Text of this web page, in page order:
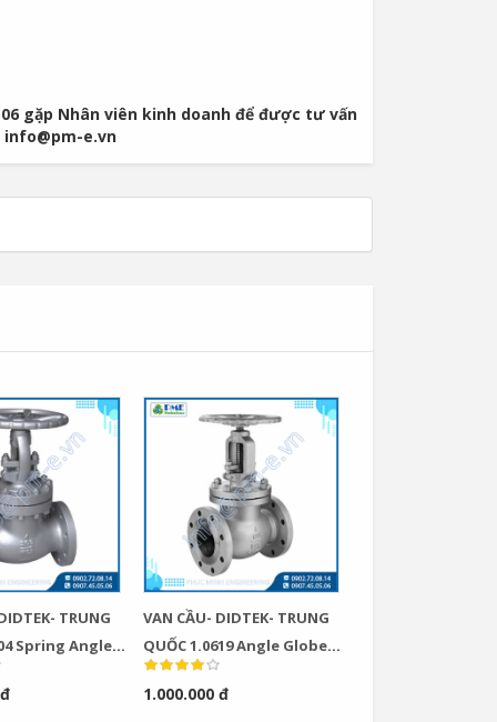
gặp Nhân viên kinh doanh để được tư vấn
e.vn
TRUNG
Spring Angle
Valve
VAN CẦU- DIDTEK- TRUNG
QUỐC 1.0619 Angle Globe
Valve
1.000.000 đ
Van Cầu Ống Xếp
0